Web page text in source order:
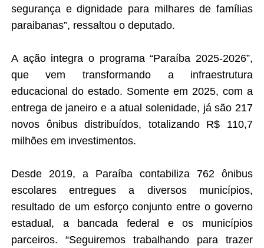
segurança e dignidade para milhares de famílias
paraibanas”, ressaltou o deputado.
A ação integra o programa “Paraíba 2025-2026”,
que vem transformando a infraestrutura
educacional do estado. Somente em 2025, com a
entrega de janeiro e a atual solenidade, já são 217
novos ônibus distribuídos, totalizando R$ 110,7
milhões em investimentos.
Desde 2019, a Paraíba contabiliza 762 ônibus
escolares entregues a diversos municípios,
resultado de um esforço conjunto entre o governo
estadual, a bancada federal e os municípios
parceiros. “Seguiremos trabalhando para trazer